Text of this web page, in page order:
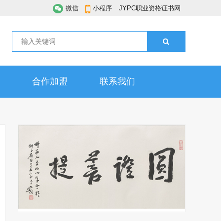
微信 小程序 JYPC职业资格证书网
合作加盟 联系我们